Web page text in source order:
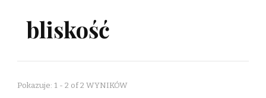
bliskość
Pokazuje: 1 - 2 of 2 WYNIKÓW